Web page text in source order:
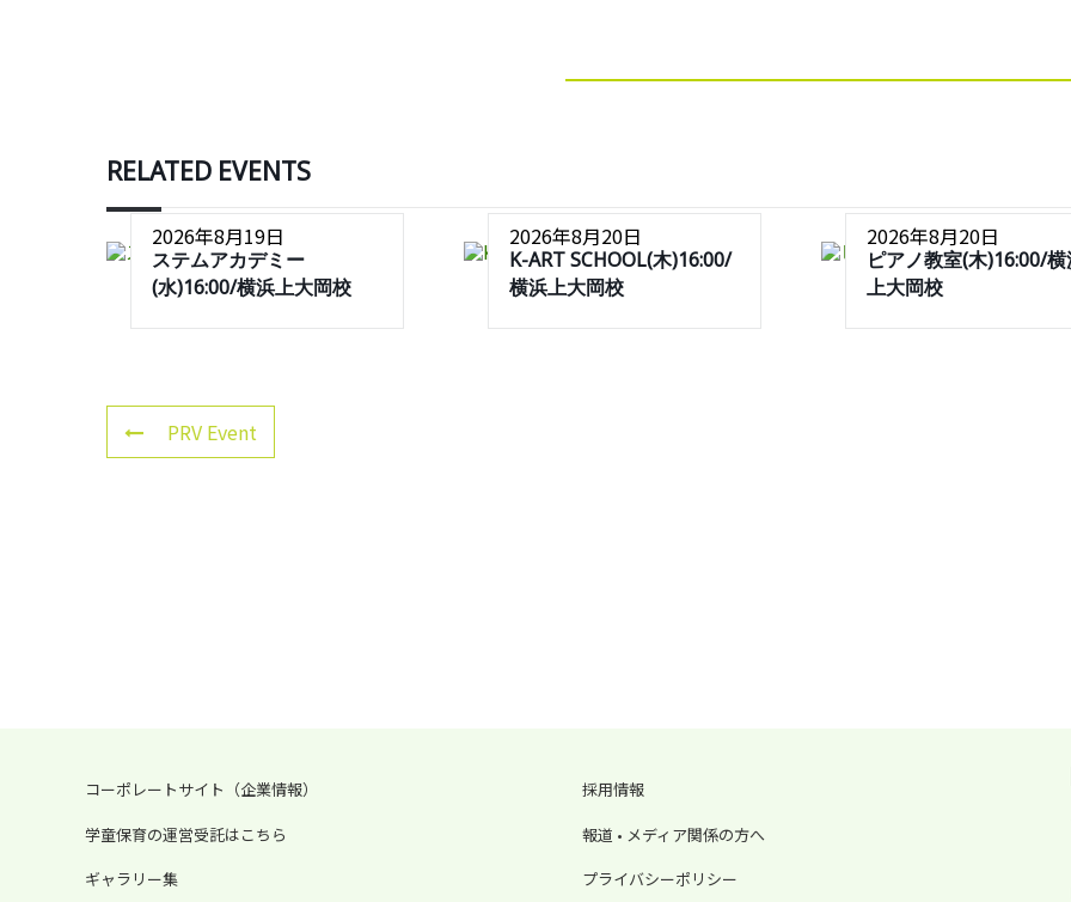
RELATED EVENTS
2026年8月19日
ステムアカデミー
(水)16:00/横浜上大岡校
2026年8月20日
K-ART SCHOOL(木)16:00/
横浜上大岡校
2026年8月20日
ピアノ教室(木)16:00/
上大岡校
PRV Event
コーポレートサイト（企業情報）
学童保育の運営受託はこちら
ギャラリー集
採用情報
報道 • メディア関係の方へ
プライバシーポリシー